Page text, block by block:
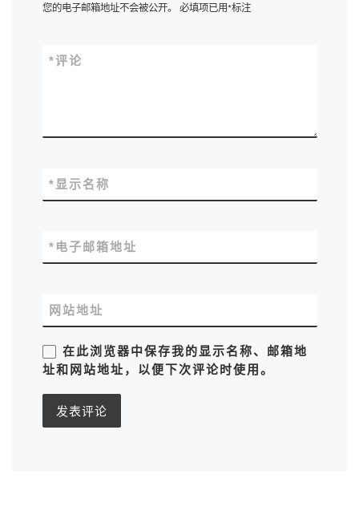
您的电子邮箱地址不会被公开。 必填项已用*标注
评论
*
显示名称
*
电子邮箱地址
*
网站地址
在此浏览器中保存我的显示名称、邮箱地
址和网站地址，以便下次评论时使用。